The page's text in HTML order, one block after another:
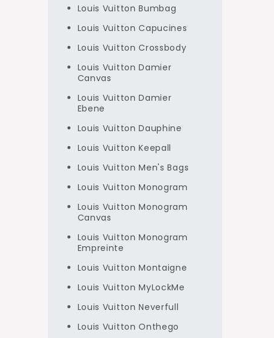
Louis Vuitton Bumbag
Louis Vuitton Capucines
Louis Vuitton Crossbody
Louis Vuitton Damier
Canvas
Louis Vuitton Damier
Ebene
Louis Vuitton Dauphine
Louis Vuitton Keepall
Louis Vuitton Men's Bags
Louis Vuitton Monogram
Louis Vuitton Monogram
Canvas
Louis Vuitton Monogram
Empreinte
Louis Vuitton Montaigne
Louis Vuitton MyLockMe
Louis Vuitton Neverfull
Louis Vuitton Onthego